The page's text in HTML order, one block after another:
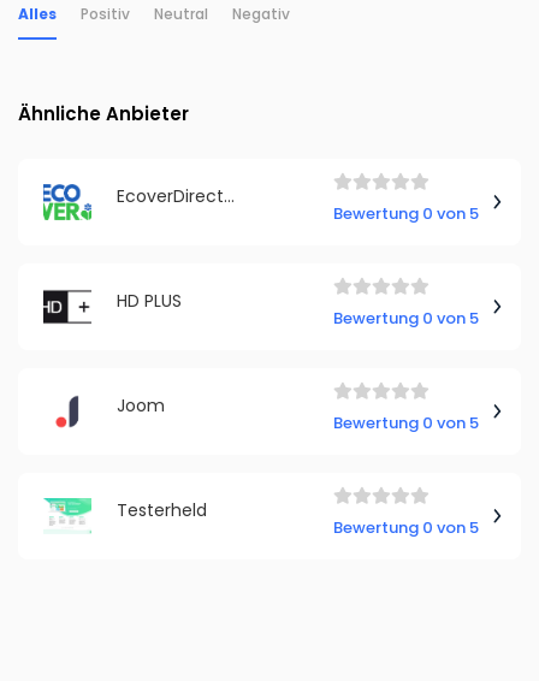
Alles Positiv Neutral Negativ
Ähnliche Anbieter
EcoverDirect.de
Bewertung 0 von 5
HD PLUS
Bewertung 0 von 5
Joom
Bewertung 0 von 5
Testerheld
Bewertung 0 von 5